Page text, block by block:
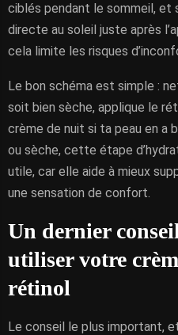
ciblés pendant le sommeil, et
directe au soleil juste après
cela limite les risques
Le bon schéma est simple :
soit bien sèche, applique le
crème de nuit si ta peau en a
ou sèche, cette étape
utile, car elle aide à mieux
une sensation de confort.
Un dernier
utiliser votre
rétinol
Le conseil le plus important,